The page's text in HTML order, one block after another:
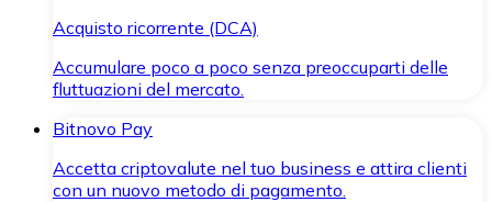
Acquisto ricorrente (DCA)
Accumulare poco a poco senza preoccuparti delle
fluttuazioni del mercato.
Bitnovo Pay
Accetta criptovalute nel tuo business e attira clienti
con un nuovo metodo di pagamento.